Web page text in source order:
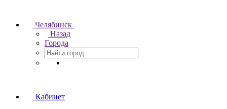
Челябинск
Назад
Города
Кабинет